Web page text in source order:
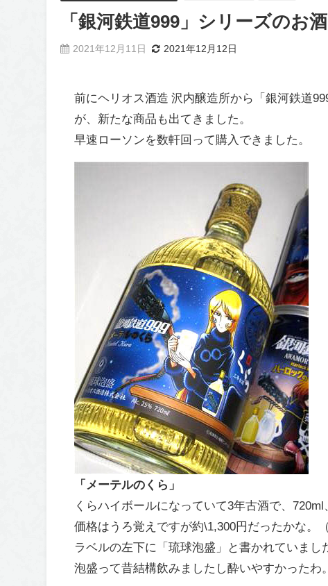
「銀河鉄道999」シリーズのお
2021年12月11日 2021年12月12日
前にヘリオス酒造 沢内醸造所から「銀河鉄道
が、新たな商品も出てきました。
早速ローソンを数軒回って購入できました。
「メーテルのくら」
くらハイボールになっていて3年古酒で、720ml
価格はうろ覚えですが約\1,300円だったかな。
ラベルの左下に「琉球泡盛」と書かれていまし
泡盛って昔結構飲みましたし酔いやすかったわ。